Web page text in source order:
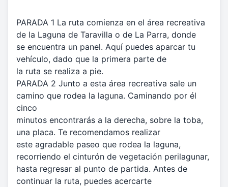
PARADA 1 La ruta comienza en el área recreativa
de la Laguna de Taravilla o de La Parra, donde
se encuentra un panel. Aquí puedes aparcar tu
vehículo, dado que la primera parte de
la ruta se realiza a pie.
PARADA 2 Junto a esta área recreativa sale un
camino que rodea la laguna. Caminando por él
cinco
minutos encontrarás a la derecha, sobre la toba,
una placa. Te recomendamos realizar
este agradable paseo que rodea la laguna,
recorriendo el cinturón de vegetación perilagunar,
hasta regresar al punto de partida. Antes de
continuar la ruta, puedes acercarte